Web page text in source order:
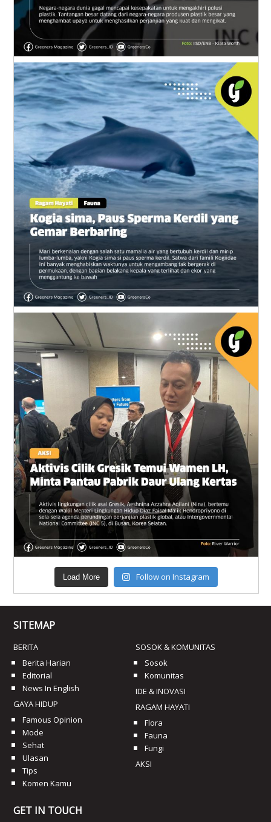
Load More Follow on Instagram
SITEMAP
BERITA
Berita Harian
Editorial
News In English
GAYA HIDUP
Famous Opinion
Mode
Sehat
Ulasan
Tips
Komen Kamu
SOSOK & KOMUNITAS
Sosok
Komunitas
IDE & INOVASI
RAGAM HAYATI
Flora
Fauna
Fungi
AKSI
GET IN TOUCH